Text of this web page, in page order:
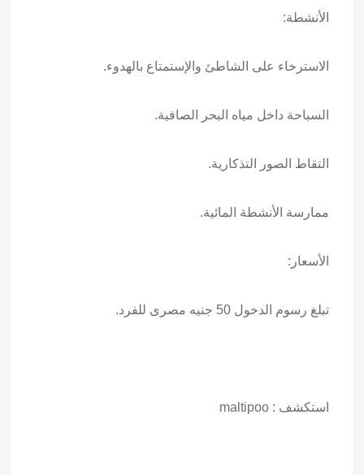
الأنشطة:
الاسترخاء على الشاطئ والإستمتاع بالهدوء.
السباحة داخل مياه البحر الصافية.
التقاط الصور التذكارية.
ممارسة الأنشطة المائية.
الأسعار:
تبلغ رسوم الدخول 50 جنيه مصرى للفرد.
استكشف : maltipoo